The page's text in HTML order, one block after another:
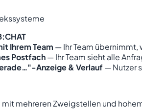
Ihrem Team — Ihr Team
Postfach— Ihr Team sieht alle
Anzeige & Verlauf — Nutzer
mehreren Zweigstellen und